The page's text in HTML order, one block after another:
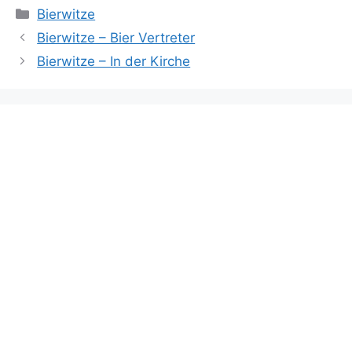
Kategorien
Bierwitze
Bierwitze – Bier Vertreter
Bierwitze – In der Kirche